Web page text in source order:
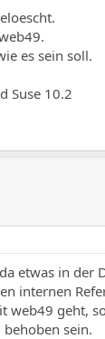
es sein soll.
Suse 10.2
etwas in der
internen
web49 geht,
sein.